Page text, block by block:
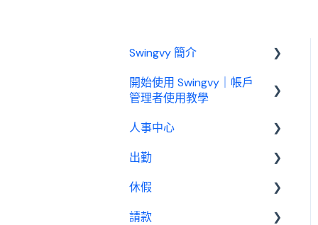
Swingvy 簡介
認識 Swingvy
開始使用 Swingvy｜帳戶
管理者使用教學
Swingvy 新手教學｜所有你
人事中心
人員
公告
行事曆
出勤
基本設定
出勤管理者
休假
基本設置
請款